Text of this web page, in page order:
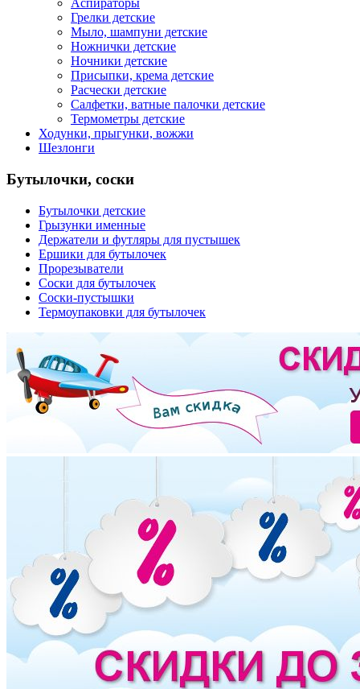
Аспираторы
Грелки детские
Мыло, шампуни детские
Ножнички детские
Ночники детские
Присыпки, крема детские
Расчески детские
Салфетки, ватные палочки детские
Термометры детские
Ходунки, прыгунки, вожжи
Шезлонги
Бутылочки, соски
Бутылочки детские
Грызунки именные
Держатели и футляры для пустышек
Ершики для бутылочек
Прорезыватели
Соски для бутылочек
Соски-пустышки
Термоупаковки для бутылочек